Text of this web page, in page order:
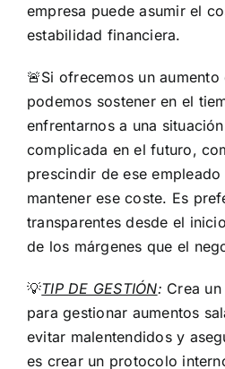
empresa puede asumir el
estabilidad financiera.
🚨Si ofrecemos un
podemos sostener en el
enfrentarnos a una
complicada en el futuro,
prescindir de ese
mantener ese coste. Es
transparentes desde el
de los márgenes que el
💡TIP DE GESTIÓN: Crea
para gestionar aumentos
evitar malentendidos y
es crear un protocolo